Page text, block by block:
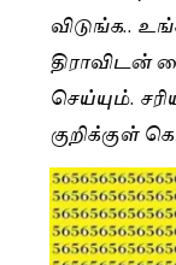
விடுங்க..
செய்யும்.
குறிக்குள்